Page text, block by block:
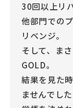
30回以上リ
他部門での
リベンジ。
そして、ま
GOLD。
結果を見た
ませんでした